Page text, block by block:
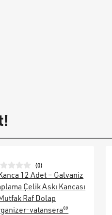
(0)
12 Adet – Galvaniz
Çelik Askı Kancası
Raf Dolap
vatansera®